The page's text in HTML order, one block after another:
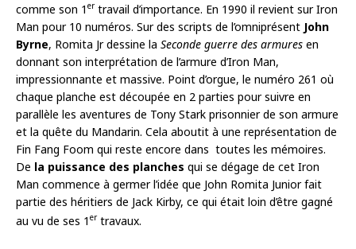
comme son 1 ertravail d’importance. En 1990 il revient sur Iron
Man pour 10 numéros. Sur des scripts de l’omniprésent John
Byrne, Romita Jr dessine la Seconde guerre des armures en
donnant son interprétation de l’armure d’Iron Man,
impressionnante et massive. Point d’orgue, le numéro 261 où
chaque planche est découpée en 2 parties pour suivre en
parallèle les aventures de Tony Stark prisonnier de son armure
et la quête du Mandarin. Cela aboutit à une représentation de
Fin Fang Foom qui reste encore dans toutes les mémoires.
De la puissance des planches qui se dégage de cet Iron
Man commence à germer l’idée que John Romita Junior fait
partie des héritiers de Jack Kirby, ce qui était loin d’être gagné
au vu de ses 1 ertravaux.